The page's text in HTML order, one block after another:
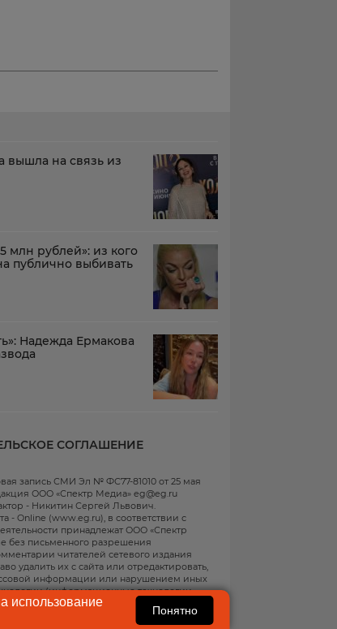
вышла на связь из
рублей»: из кого
публично выбивать
Надежда Ермакова
СОГЛАШЕНИЕ
запись СМИ Эл № ФС77-81010 от 25 мая
ООО «Спектр Медиа» eg@eg.ru
- Никитин Сергей Львович.
- Online (www.eg.ru), в соответствии с
принадлежат ООО «Спектр
без письменного разрешения
читателей сетевого издания
удалить их с сайта или отредактировать,
информации или нарушением иных
(информационные технологии
к предпочтениям пользователей
использование
Понятно